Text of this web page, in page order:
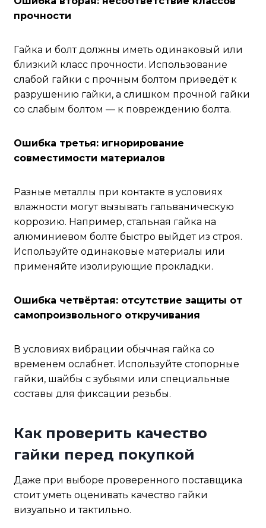
прочности
Гайка и болт должны иметь одинаковый или
близкий класс прочности. Использование
слабой гайки с прочным болтом приведёт к
разрушению гайки, а слишком прочной гайки
со слабым болтом — к повреждению болта.
Ошибка третья: игнорирование
совместимости материалов
Разные металлы при контакте в условиях
влажности могут вызывать гальваническую
коррозию. Например, стальная гайка на
алюминиевом болте быстро выйдет из строя.
Используйте одинаковые материалы или
применяйте изолирующие прокладки.
Ошибка четвёртая: отсутствие защиты от
самопроизвольного откручивания
В условиях вибрации обычная гайка со
временем ослабнет. Используйте стопорные
гайки, шайбы с зубьями или специальные
составы для фиксации резьбы.
Как проверить качество
гайки перед покупкой
Даже при выборе проверенного поставщика
стоит уметь оценивать качество гайки
визуально и тактильно.